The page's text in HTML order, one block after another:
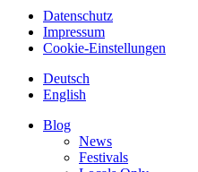
Datenschutz
Impressum
Cookie-Einstellungen
Deutsch
English
Blog
News
Festivals